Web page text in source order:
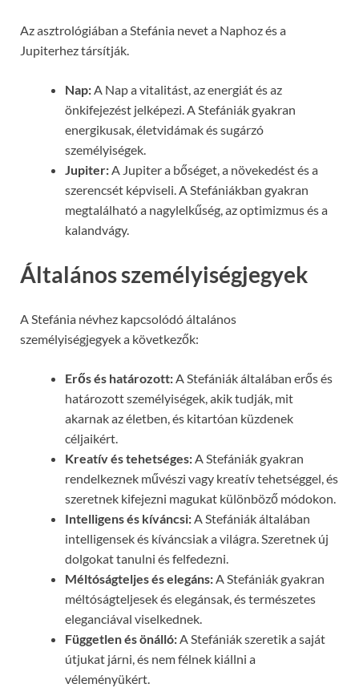
Az asztrológiában a Stefánia nevet a Naphoz és a
Jupiterhez társítják.
Nap: A Nap a vitalitást, az energiát és az
önkifejezést jelképezi. A Stefániák gyakran
energikusak, életvidámak és sugárzó
személyiségek.
Jupiter: A Jupiter a bőséget, a növekedést és a
szerencsét képviseli. A Stefániákban gyakran
megtalálható a nagylelkűség, az optimizmus és a
kalandvágy.
Általános személyiségjegyek
A Stefánia névhez kapcsolódó általános
személyiségjegyek a következők:
Erős és határozott:A Stefániák általában erős és
határozott személyiségek, akik tudják, mit
akarnak az életben, és kitartóan küzdenek
céljaikért.
Kreatív és tehetséges:A Stefániák gyakran
rendelkeznek művészi vagy kreatív tehetséggel, és
szeretnek kifejezni magukat különböző módokon.
Intelligens és kíváncsi:A Stefániák általában
intelligensek és kíváncsiak a világra. Szeretnek új
dolgokat tanulni és felfedezni.
Méltóságteljes és elegáns:A Stefániák gyakran
méltóságteljesek és elegánsak, és természetes
eleganciával viselkednek.
Független és önálló:A Stefániák szeretik a saját
útjukat járni, és nem félnek kiállni a
véleményükért.